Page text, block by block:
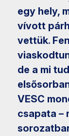
egy hely,
vívott
vettük.
de a mi
VESC
csapata –